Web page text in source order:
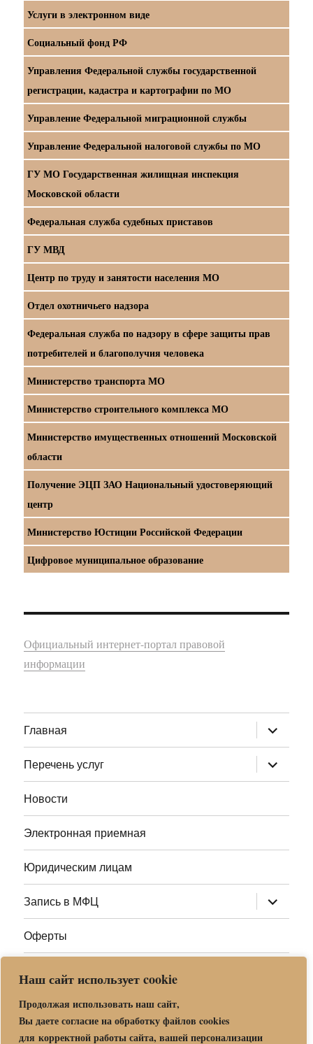
Наш сайт использует cookie
Продолжая использовать наш сайт,
Вы даете согласие на обработку файлов cookies
для корректной работы сайта, вашей персонализации
Услуги в электронном виде
Социальный фонд РФ
Управления Федеральной службы государственной
регистрации, кадастра и картографии по МО
Управление Федеральной миграционной службы
Управление Федеральной налоговой службы по МО
ГУ МО Государственная жилищная инспекция
Московской области
Федеральная служба судебных приставов
ГУ МВД
Центр по труду и занятости населения МО
Отдел охотничьего надзора
Федеральная служба по надзору в сфере защиты прав
потребителей и благополучия человека
Министерство транспорта МО
Министерство строительного комплекса МО
Министерство имущественных отношений Московской
области
Получение ЭЦП ЗАО Национальный удостоверяющий
центр
Министерство Юстиции Российской Федерации
Цифровое муниципальное образование
Официальный интернет-портал правовой
информации
Главная раскрыть
дочернее
меню
Перечень услуг
раскрыть
дочернее
меню
Новости
Электронная приемная
Юридическим лицам
Запись в МФЦ раскрыть
дочернее
меню
Оферты
Адреса МФЦ МО